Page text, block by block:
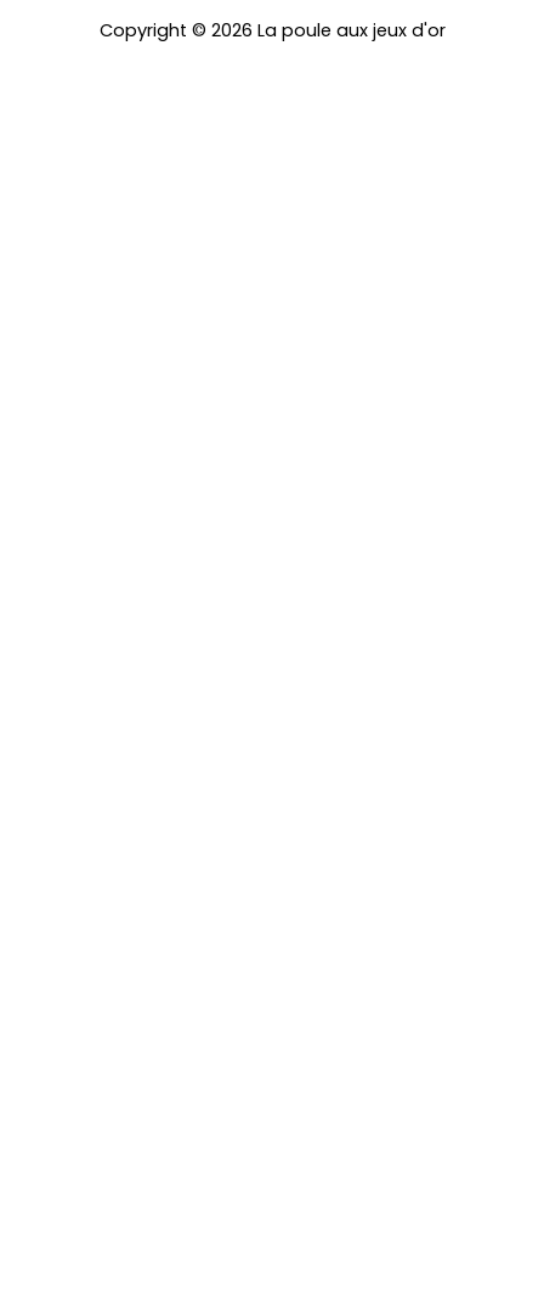
Copyright © 2026 La poule aux jeux d'or